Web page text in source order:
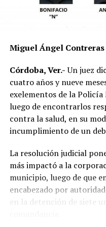
mecánica del accidente
responsabilidad por
Las autoridades
motociclistas a conducir
límites de velocidad y
seguridad entre
temporada de lluvias,
incrementa en las
La circulación en la zona
minutos mientras se
levantamiento de indicios
Posteriormente, el
normal.
Miguel Ángel Contreras
Córdoba, Ver.-Un juez
cuatro años y nueve
exelementos de la
luego de encontrarlos
contra la salud, en su
incumplimiento de un
La resolución judicial
más impactó a la
municipio, luego de que
encabezado por
en la detención de siete